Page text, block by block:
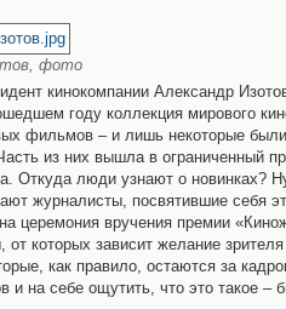
фото
кинокомпании Александр
году коллекция мирового
фильмов – и лишь некоторые
из них вышла в ограниченный
Откуда люди узнают о новинках?
журналисты, посвятившие себя
церемония вручения премии
которых зависит желание
как правило, остаются за
и на себе ощутить, что это такое –